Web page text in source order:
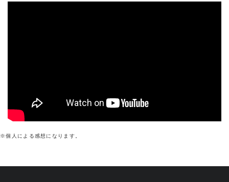
※個人による感想になります。